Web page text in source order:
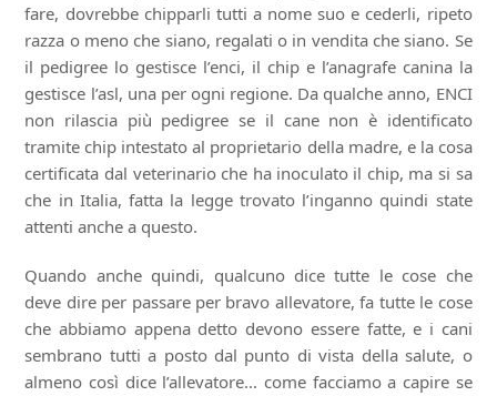
fare, dovrebbe chipparli tutti a nome suo e cederli, ripeto
razza o meno che siano, regalati o in vendita che siano. Se
il pedigree lo gestisce l’enci, il chip e l’anagrafe canina la
gestisce l’asl, una per ogni regione. Da qualche anno, ENCI
non rilascia più pedigree se il cane non è identificato
tramite chip intestato al proprietario della madre, e la cosa
certificata dal veterinario che ha inoculato il chip, ma si sa
che in Italia, fatta la legge trovato l’inganno quindi state
attenti anche a questo.
Quando anche quindi, qualcuno dice tutte le cose che
deve dire per passare per bravo allevatore, fa tutte le cose
che abbiamo appena detto devono essere fatte, e i cani
sembrano tutti a posto dal punto di vista della salute, o
almeno così dice l’allevatore… come facciamo a capire se